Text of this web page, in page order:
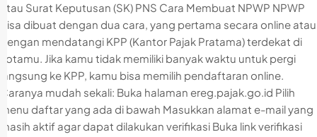
atau Surat Keputusan (SK) PNS Cara Membuat NPWP NPWP
bisa dibuat dengan dua cara, yang pertama secara online atau
dengan mendatangi KPP (Kantor Pajak Pratama) terdekat di
kotamu. Jika kamu tidak memiliki banyak waktu untuk pergi
langsung ke KPP, kamu bisa memilih pendaftaran online.
Caranya mudah sekali: Buka halaman ereg.pajak.go.id Pilih
menu daftar yang ada di bawah Masukkan alamat e-mail yang
masih aktif agar dapat dilakukan verifikasi Buka link verifikasi